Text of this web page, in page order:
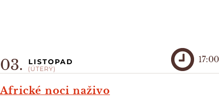
Africké noci naživo
03. LISTOPAD
(ÚTERÝ)
17:00